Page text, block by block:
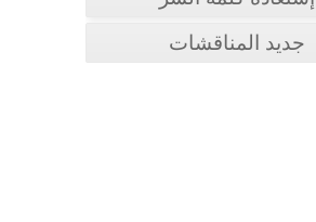
جديد المناقشات